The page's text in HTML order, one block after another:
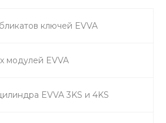
ключей EVVA
модулей EVVA
EVVA 3KS и 4KS